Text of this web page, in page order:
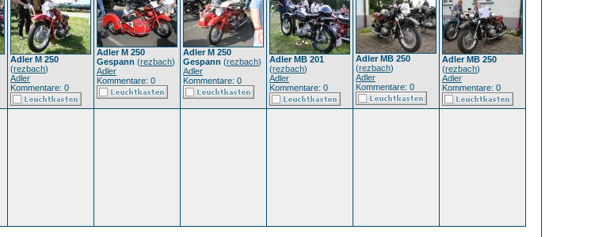
Adler M 250
(rezbach)
Adler
Kommentare: 0
Adler M 250
Gespann (rezbach)
Adler
Kommentare: 0
Adler M 250
Gespann (rezbach)
Adler
Kommentare: 0
Adler MB 201
(rezbach)
Adler
Kommentare: 0
Adler MB 250
(rezbach)
Adler
Kommentare: 0
Adler MB 250
(rezbach)
Adler
Kommentare: 0